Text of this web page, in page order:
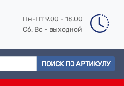
Пн-Пт 9.00 - 18.00
Сб, Вс - выходной
ПОИСК ПО АРТИКУЛУ